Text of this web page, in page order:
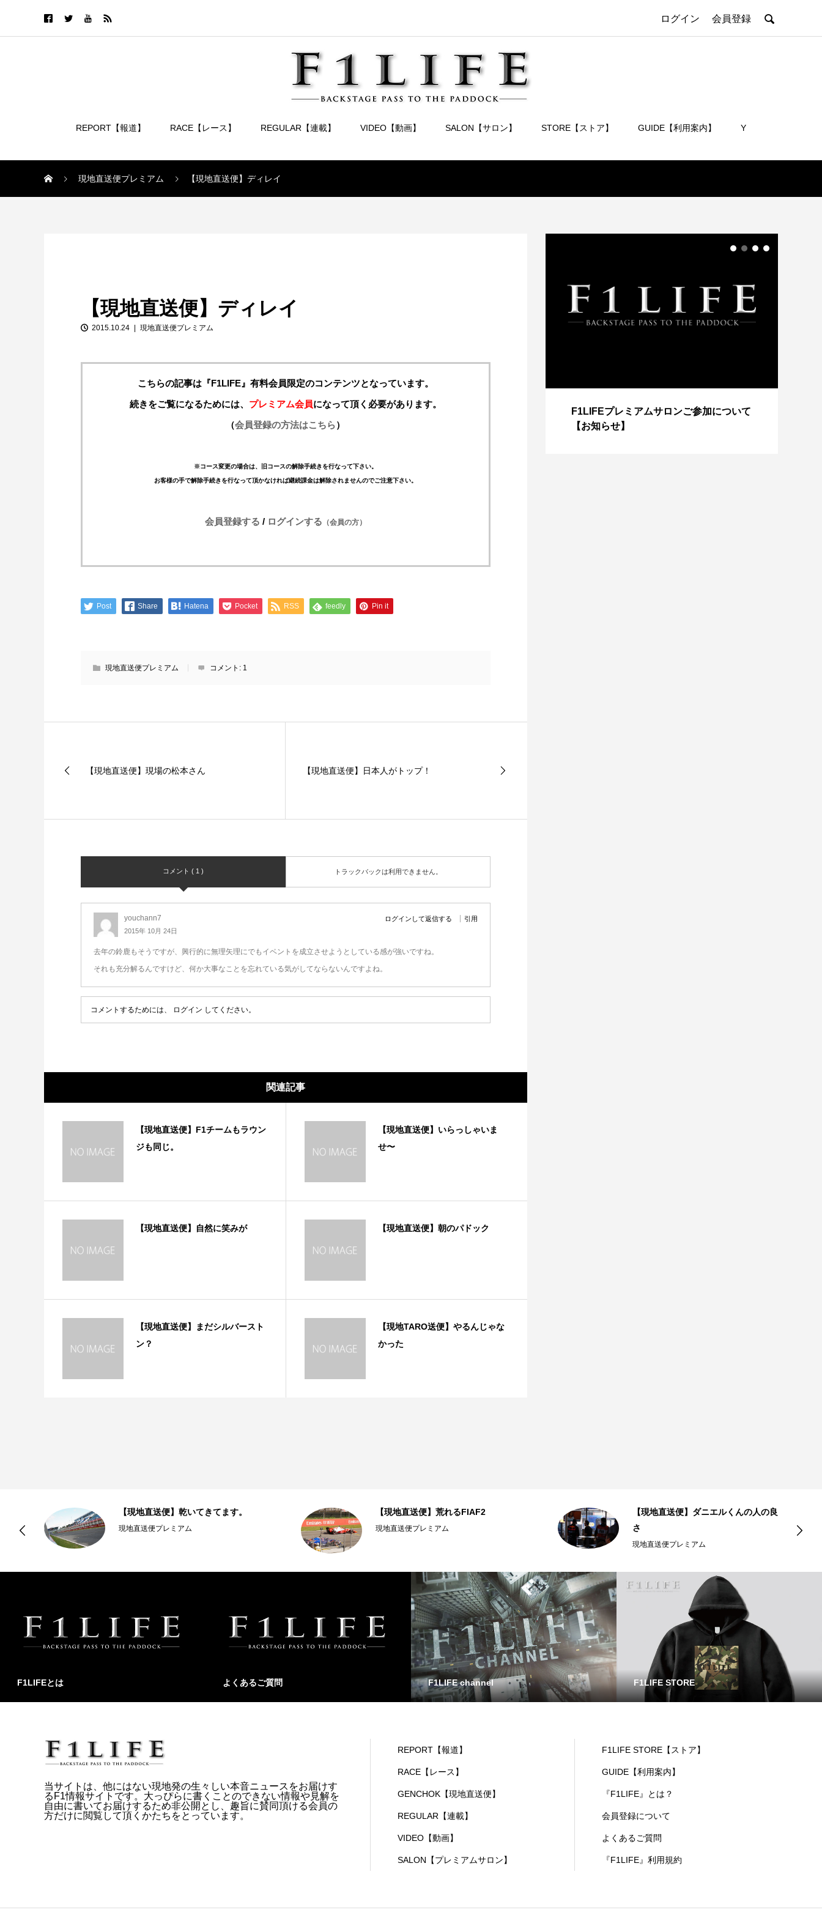
ログイン 会員登録 
REPORT【報道】 RACE【レース】 REGULAR【連載】 VIDEO【動画】 SALON【サロン】 STORE【ストア】 GUIDE【利用案内】 Y
現地直送便プレミアム 【現地直送便】ディレイ
【現地直送便】ディレイ
2015.10.24 現地直送便プレミアム
こちらの記事は『F1LIFE』有料会員限定のコンテンツとなっています。
続きをご覧になるためには、 プレミアム会員になって頂く必要があります。
（会員登録の方法はこちら）
※コース変更の場合は、旧コースの解除手続きを行なって下さい。
お客様の手で解除手続きを行なって頂かなければ継続課金は解除されませんのでご注意下さい。
会員登録する / ログインする （会員の方）
Post Share Hatena Pocket RSS feedly Pin it
現地直送便プレミアム コメント: 1
【現地直送便】現場の松本さん 【現地直送便】日本人がトップ！
コメント ( 1 ) トラックバックは利用できません。
youchann7
2015年 10月 24日
ログインして返信する 引用
去年の鈴鹿もそうですが、興行的に無理矢理にでもイベントを成立させようとしている感が強いですね。
それも充分解るんですけど、何か大事なことを忘れている気がしてならないんですよね。
コメントするためには、 ログイン してください。
関連記事
【現地直送便】F1チームもラウン
ジも同じ。
【現地直送便】いらっしゃいま
せ〜
【現地直送便】自然に笑みが 【現地直送便】朝のパドック
【現地直送便】まだシルバースト
ン？
【現地TARO送便】やるんじゃな
かった
【特別企画】2026年ホンダの現在地
①「アストンマーティンとの交渉4...
【特別記事】レーシングブルズ、
F1LIFEプレミアムサロンご参加について
【お知らせ】
【現地直送便】乾いてきてます。
現地直送便プレミアム
【現地直送便】荒れるFIAF2
現地直送便プレミアム
【現地直送便】ダニエルくんの人の良
さ
現地直送便プレミアム
F1LIFEとは よくあるご質問 F1LIFE channel F1LIFE STORE
当サイトは、他にはない現地発の生々しい本音ニュースをお届けす
るF1情報サイトです。大っぴらに書くことのできない情報や見解を
自由に書いてお届けするため非公開とし、趣旨に賛同頂ける会員の
方だけに閲覧して頂くかたちをとっています。
REPORT【報道】
RACE【レース】
GENCHOK【現地直送便】
REGULAR【連載】
VIDEO【動画】
SALON【プレミアムサロン】
F1LIFE STORE【ストア】
GUIDE【利用案内】
『F1LIFE』とは？
会員登録について
よくあるご質問
『F1LIFE』利用規約